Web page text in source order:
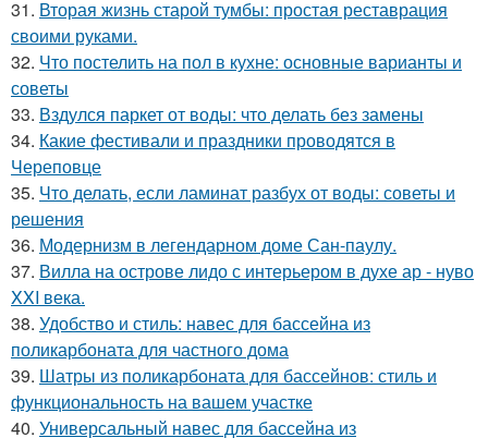
31. Вторая жизнь старой тумбы: простая реставрация
своими руками.
32. Что постелить на пол в кухне: основные варианты и
советы
33. Вздулся паркет от воды: что делать без замены
34. Какие фестивали и праздники проводятся в
Череповце
35. Что делать, если ламинат разбух от воды: советы и
решения
36. Модернизм в легендарном доме Сан-паулу.
37. Вилла на острове лидо с интерьером в духе ар - нуво
XXI века.
38. Удобство и стиль: навес для бассейна из
поликарбоната для частного дома
39. Шатры из поликарбоната для бассейнов: стиль и
функциональность на вашем участке
40. Универсальный навес для бассейна из